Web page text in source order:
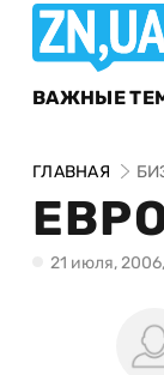
ВАЖНЫЕ
ГЛАВНАЯ
21 июля,